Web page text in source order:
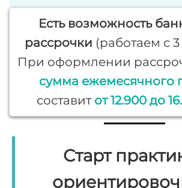
Есть возможность
рассрочки (работаем с
При оформлении
сумма ежемесячного
составит от 12.900 до
Старт